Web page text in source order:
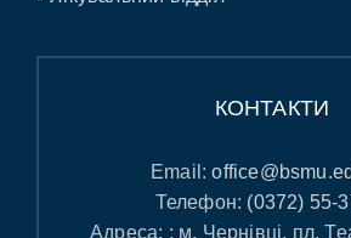
КОНТАКТИ
Email:
Телефон: (0372) 55-
Адреса: : м. Чернівці, пл.